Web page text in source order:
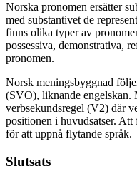
Norska pronomen ersätter
med substantivet de
finns olika typer av
possessiva, demonstrativa,
pronomen.
Norsk meningsbyggnad
(SVO), liknande engelskan.
verbsekundsregel (V2) där
positionen i huvudsatser.
för att uppnå flytande språk.
Slutsats